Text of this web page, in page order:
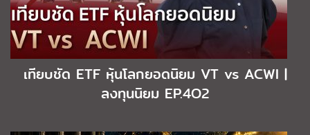
เทียบชัด ETF หุ้นโลกยอดนิยม VT vs ACWI |
ลงทุนนิยม EP.4O2